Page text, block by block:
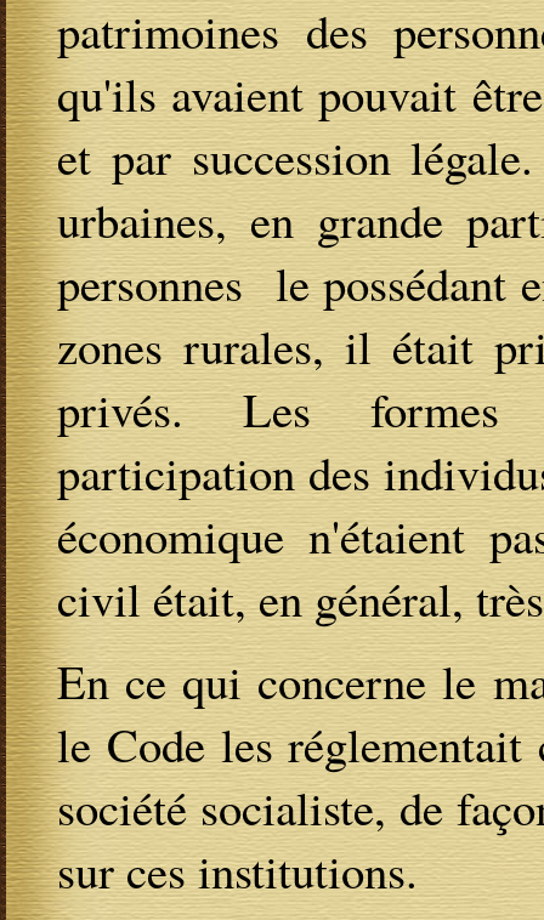
patrimoines des
qu'ils avaient pouvait
et par succession
urbaines, en grande
personnes le possédant
zones rurales, il était
privés. Les formes
participation des
économique n'étaient
civil était, en général,
En ce qui concerne le
le Code les
société socialiste, de
sur ces institutions.